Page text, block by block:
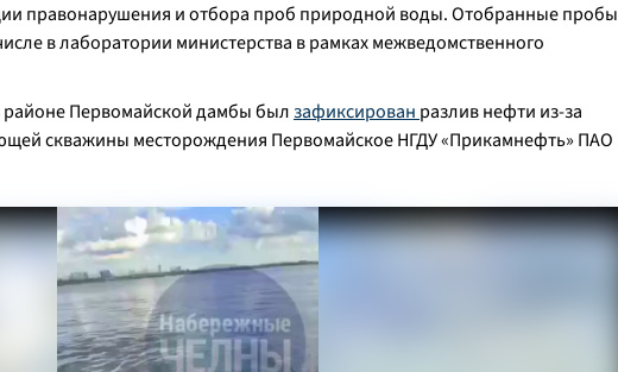
правонарушения и отбора проб природной воды. Отобранные пробы
в лаборатории министерства в рамках межведомственного
районе Первомайской дамбы былзафиксирован разлив нефти из-за
скважины месторождения Первомайское НГДУ «Прикамнефть» ПАО